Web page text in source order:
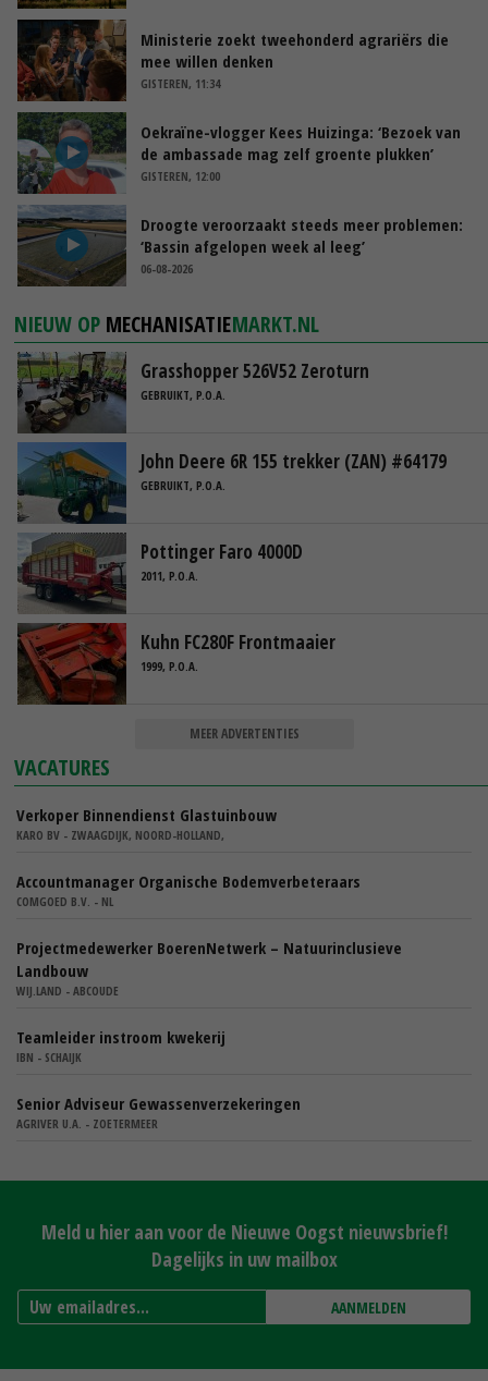
Ministerie zoekt tweehonderd agrariërs die
mee willen denken
GISTEREN, 11:34
Oekraïne-vlogger Kees Huizinga: ‘Bezoek van
de ambassade mag zelf groente plukken’
GISTEREN, 12:00
Droogte veroorzaakt steeds meer problemen:
‘Bassin afgelopen week al leeg’
06-08-2026
NIEUW OP MECHANISATIEMARKT.NL
Grasshopper 526V52 Zeroturn
GEBRUIKT, P.O.A.
John Deere 6R 155 trekker (ZAN) #64179
GEBRUIKT, P.O.A.
Pottinger Faro 4000D
2011, P.O.A.
Kuhn FC280F Frontmaaier
1999, P.O.A.
MEER ADVERTENTIES
VACATURES
Verkoper Binnendienst Glastuinbouw
KARO BV - ZWAAGDIJK, NOORD-HOLLAND,
Accountmanager Organische Bodemverbeteraars
COMGOED B.V. - NL
Projectmedewerker BoerenNetwerk – Natuurinclusieve
Landbouw
WIJ.LAND - ABCOUDE
Teamleider instroom kwekerij
IBN - SCHAIJK
Senior Adviseur Gewassenverzekeringen
AGRIVER U.A. - ZOETERMEER
Meld u hier aan voor de Nieuwe Oogst nieuwsbrief!
Dagelijks in uw mailbox
AANMELDEN